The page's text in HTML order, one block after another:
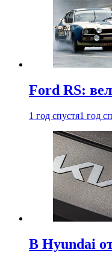
Ford RS:
1 год спустя1 год
В Hyundai